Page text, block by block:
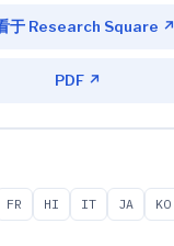
于 Research Square ↗
PDF ↗
FR HI IT JA KO